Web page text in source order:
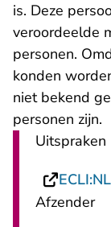
is. Deze
veroordeelde
personen.
konden
niet bekend
personen zijn.
Uitspraken
Afzender